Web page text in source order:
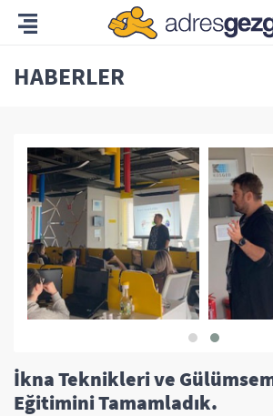
HABERLER
İkna Teknikleri ve
Eğitimini Tamamladık.